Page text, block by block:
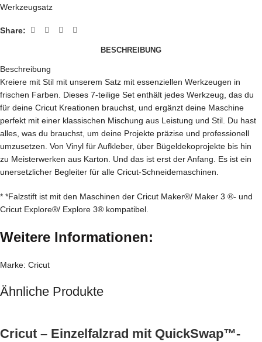
Werkzeugsatz
Share:
BESCHREIBUNG
Beschreibung
Kreiere mit Stil mit unserem Satz mit essenziellen Werkzeugen in
frischen Farben. Dieses 7-teilige Set enthält jedes Werkzeug, das du
für deine Cricut Kreationen brauchst, und ergänzt deine Maschine
perfekt mit einer klassischen Mischung aus Leistung und Stil. Du hast
alles, was du brauchst, um deine Projekte präzise und professionell
umzusetzen. Von Vinyl für Aufkleber, über Bügeldekoprojekte bis hin
zu Meisterwerken aus Karton. Und das ist erst der Anfang. Es ist ein
unersetzlicher Begleiter für alle Cricut-Schneidemaschinen.
* *Falzstift ist mit den Maschinen der Cricut Maker®/ Maker 3 ®- und
Cricut Explore®/ Explore 3® kompatibel.
Weitere Informationen:
Marke: Cricut
Ähnliche Produkte
Cricut – Einzelfalzrad mit QuickSwap™-